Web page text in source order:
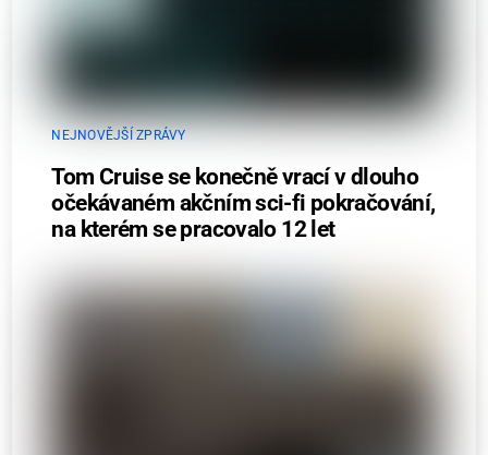
NEJNOVĚJŠÍ ZPRÁVY
Tom Cruise se konečně vrací v dlouho
očekávaném akčním sci-fi pokračování,
na kterém se pracovalo 12 let